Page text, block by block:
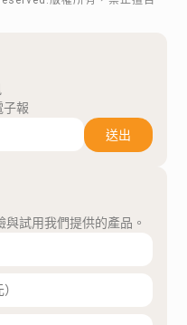
子報
送出
試用我們提供的產品。